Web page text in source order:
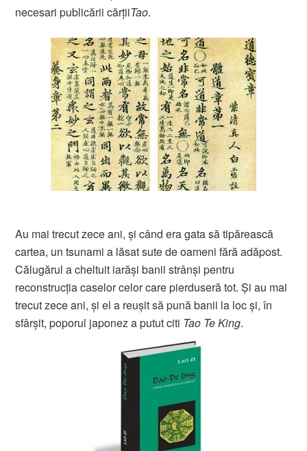
necesari publicării cărţiiTao.
Au mai trecut zece ani, şi când era gata să tipărească
cartea, un tsunami a lăsat sute de oameni fără adăpost.
Călugărul a cheltuit iarăşi banii strânşi pentru
reconstrucţia caselor celor care pierduseră tot. Şi au mai
trecut zece ani, şi el a reuşit să pună banii la loc şi, în
sfârşit, poporul japonez a putut citi Tao Te King.